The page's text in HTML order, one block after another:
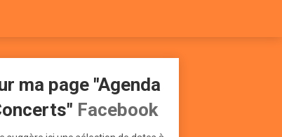
ma page "Agenda
Facebook